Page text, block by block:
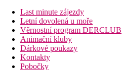
43 km
Vzdálenost od nejbližšího letiště
6 km
Centrum města
Last minute zájezdy
Letní dovolená u moře
Věrnostní program DERCLUB
Animační kluby
Dárkové poukazy
Kontakty
Pobočky